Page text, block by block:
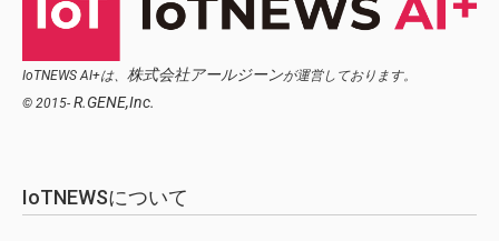
IoTNEWS AI+は、 株式会社アールジーンが運営しております。
© 2015- R.GENE,Inc.
IoTNEWSについて